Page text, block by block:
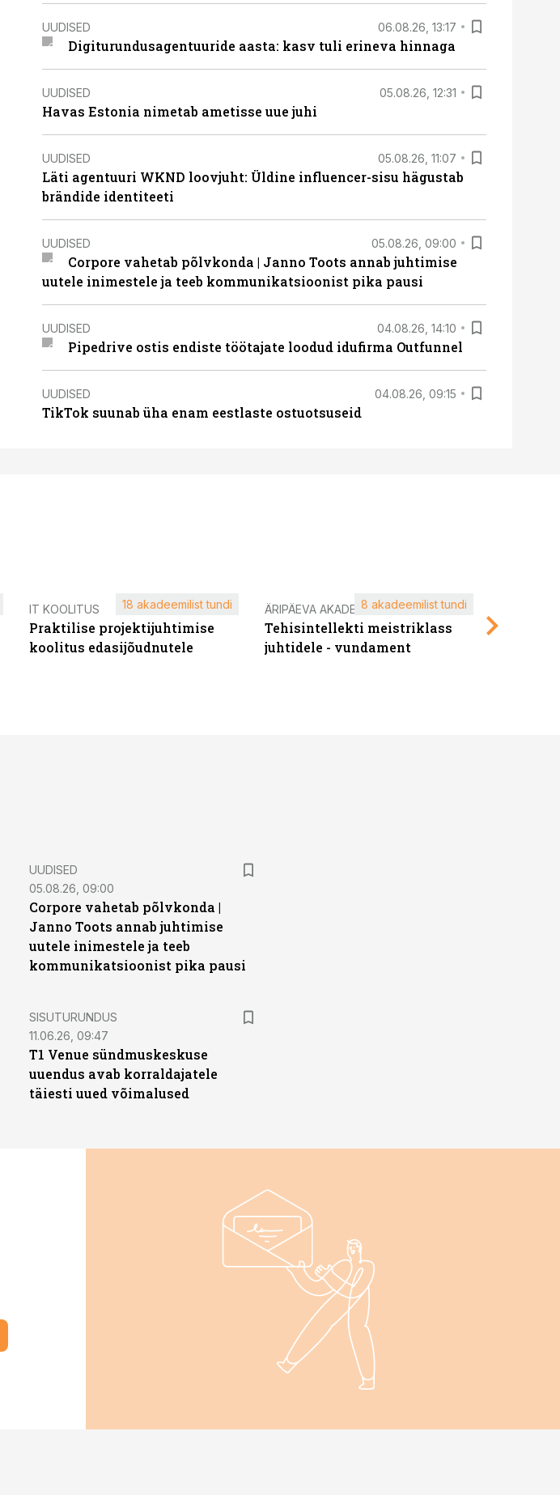
UUDISED 06.08.26, 13:17
Digiturundusagentuuride aasta: kasv tuli erineva hinnaga
UUDISED 05.08.26, 12:31
Havas Estonia nimetab ametisse uue juhi
UUDISED 05.08.26, 11:07
Läti agentuuri WKND loovjuht: Üldine influencer-sisu hägustab
brändide identiteeti
UUDISED 05.08.26, 09:00
Corpore vahetab põlvkonda | Janno Toots annab juhtimise
uutele inimestele ja teeb kommunikatsioonist pika pausi
UUDISED 04.08.26, 14:10
Pipedrive ostis endiste töötajate loodud idufirma Outfunnel
UUDISED 04.08.26, 09:15
TikTok suunab üha enam eestlaste ostuotsuseid
IT KOOLITUS
Praktilise projektijuhtimise
koolitus edasijõudnutele
18 akadeemilist tundi ÄRIPÄEVA AKADEEMIA
Tehisintellekti meistriklass
juhtidele - vundament
8 akadeemilist tundi
UUDISED
05.08.26, 09:00
Corpore vahetab põlvkonda |
Janno Toots annab juhtimise
uutele inimestele ja teeb
kommunikatsioonist pika pausi
ST
SISUTURUNDUS
11.06.26, 09:47
T1 Venue sündmuskeskuse
uuendus avab korraldajatele
täiesti uued võimalused